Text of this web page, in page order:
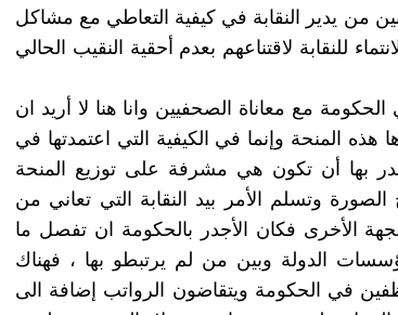
من يدير النقابة في كيفية التعاطي مع مشاكل
للنقابة لاقتناعهم بعدم أحقية النقيب الحالي
مع معاناة الصحفيين وانا هنا لا أريد ان
هذه المنحة وإنما في الكيفية التي اعتمدتها في
بها أن تكون هي مشرفة على توزيع المنحة
وتسلم الأمر بيد النقابة التي تعاني من
الأخرى فكان الأجدر بالحكومة ان تفصل ما
الدولة وبين من لم يرتبطو بها ، فهناك
في الحكومة ويتقاضون الرواتب إضافة الى